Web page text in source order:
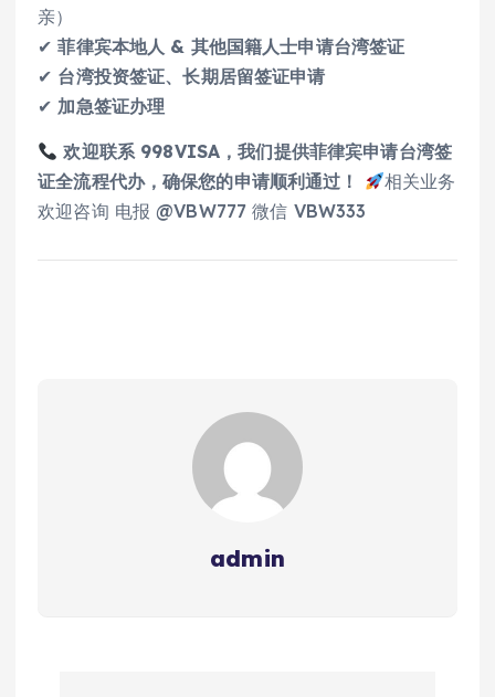
亲）
✔菲律宾本地人 & 其他国籍人士申请台湾签证
✔ 台湾投资签证、长期居留签证申请
✔ 加急签证办理
欢迎联系 998VISA，我们提供菲律宾申请台湾签
证全流程代办，确保您的申请顺利通过！
相关业务
欢迎咨询 电报 @VBW777 微信 VBW333
admin